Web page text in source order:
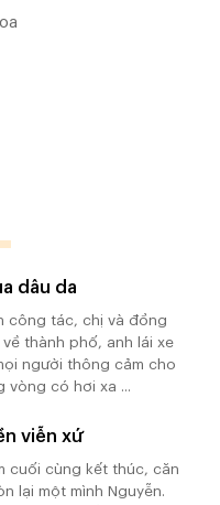
dâu da
công tác, chị và đồng
thành phố, anh lái xe
người thông cảm cho
vòng có hơi xa ...
viễn xứ
cuối cùng kết thúc, căn
lại một mình Nguyễn.